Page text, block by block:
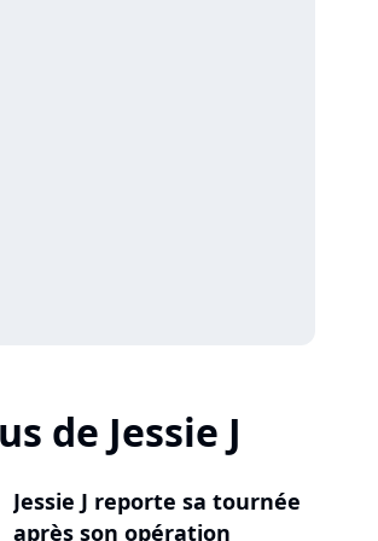
de Jessie J
Jessie J reporte sa tournée
après son opération